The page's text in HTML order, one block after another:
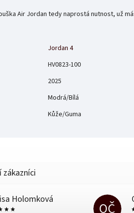
Air Jordan tedy naprostá nutnost, už
Jordan 4
HV0823-100
2025
Modrá/Bílá
Kůže/Guma
Holomková
OČ